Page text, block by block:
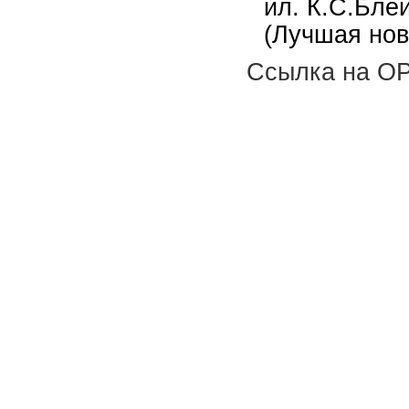
ил.
(Лучшая
Ссылка на